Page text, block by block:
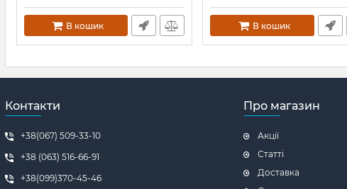
В кошик В кошик
Контакти
+38(067) 509-33-10
+38 (063) 516-66-91
+38(099)370-45-46
Про магазин
Акції
Статті
Доставка